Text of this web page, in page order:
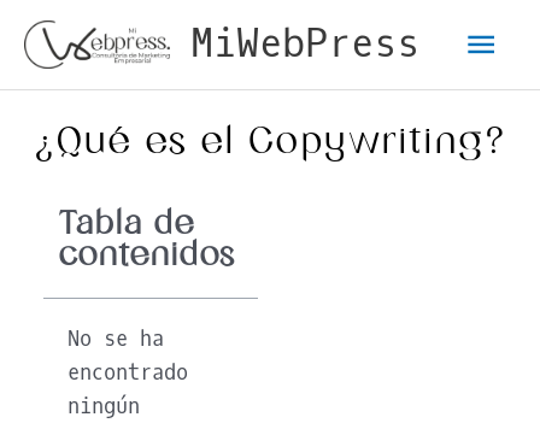
contenido
MiWebPress
¿Qué es el Copywriting?
Tabla de
contenidos
No se ha
encontrado
ningún